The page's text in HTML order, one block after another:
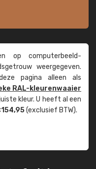
op computer­beeld­
weer­gegeven.
pagina alleen als
RAL-kleuren­waaier
kleur. U heeft al een
(exclusief BTW).